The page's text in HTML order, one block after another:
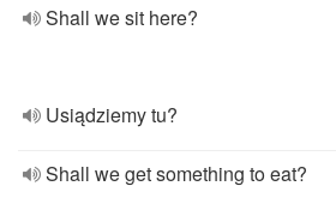
Shall we sit here?
Usiądziemy tu?
Shall we get something to eat?